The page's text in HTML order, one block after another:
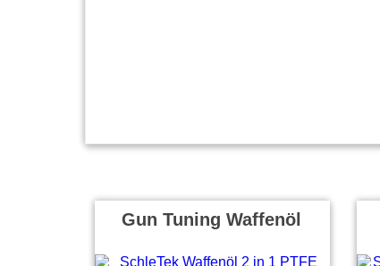
Gun Tuning Waffenöl